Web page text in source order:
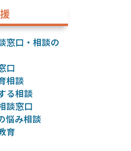
窓口・相談の
口
相談
る相談
談窓口
悩み相談
育